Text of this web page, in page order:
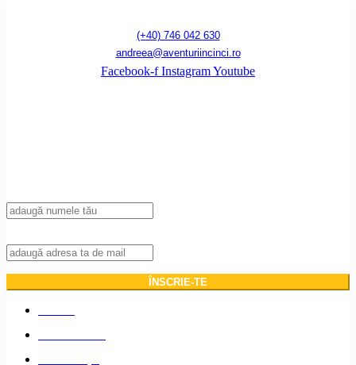
(+40) 746 042 630
andreea@aventuriincinci.ro
Facebook-f InstagramYoutube